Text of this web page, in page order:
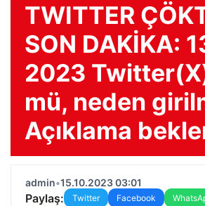
TWITTER
SON DAKİKA:
2023
mü, neden
Açıklama
admin•15.10.2023 03:01
Paylaş: Twitter Facebook